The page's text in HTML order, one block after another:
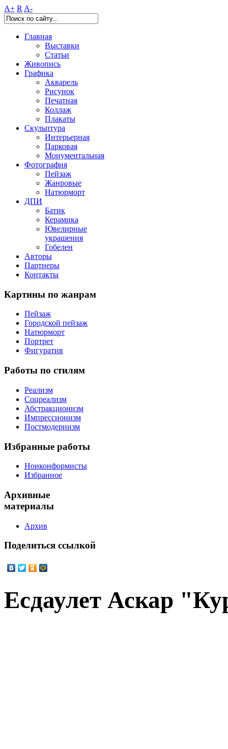
A+ R A-
Главная
Выставки
Статьи
Живопись
Графика
Акварель
Рисунок
Печатная
Коллаж
Плакаты
Скульптура
Интерьерная
Парковая
Монументальная
Фотография
Пейзаж
Жанровые
Натюрморт
ДПИ
Батик
Керамика
Ювелирные
украшения
Гобелен
Авторы
Партнеры
Контакты
Картины по жанрам
Пейзаж
Городской пейзаж
Натюрморт
Портрет
Фигуратив
Работы по стилям
Реализм
Соцреализм
Абстракционизм
Импрессионизм
Постмодернизм
Избранные работы
Нонконформисты
Избранное
Архивные
материалы
Архив
Поделиться ссылкой
Есдаулет Аскар